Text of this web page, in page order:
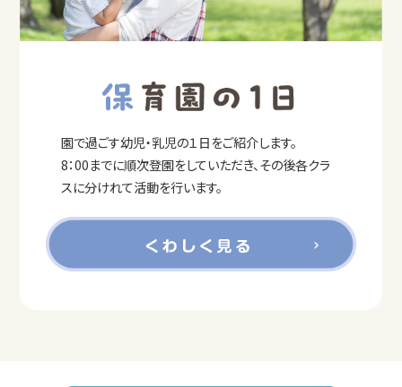
園で過ごす幼児・乳児の１日をご紹介します。
8：00までに順次登園をしていただき、その後各クラ
スに分けれて活動を行います。